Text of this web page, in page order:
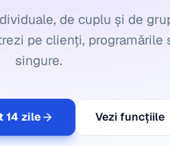
de cuplu și de
pe clienți, programările
singure.
14 zile Vezi funcțiile